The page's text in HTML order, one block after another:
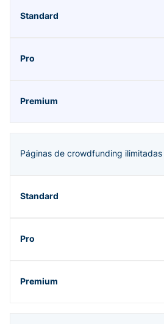
Páginas de crowdfunding ilimitadas